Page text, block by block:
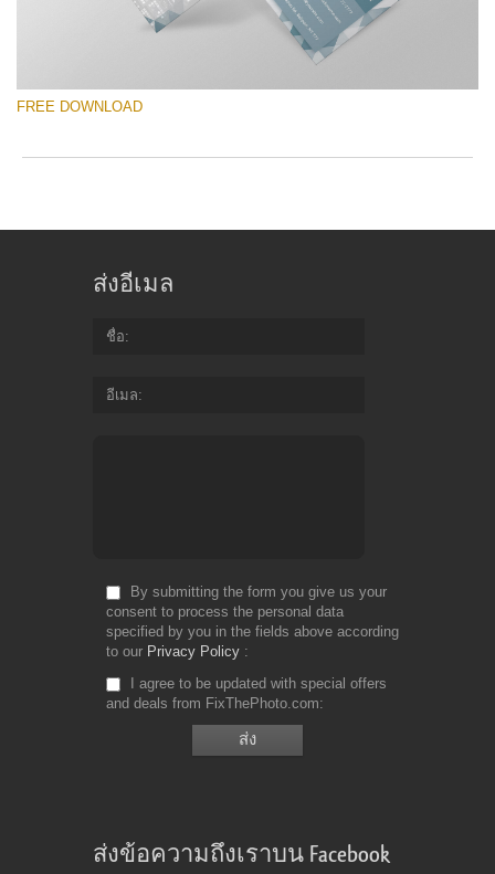
FREE DOWNLOAD
ส่งอีเมล
ชื่อ
อีเมล
By submitting the form you give us your
consent to process the personal data
specified by you in the fields above according
to our Privacy Policy
I agree to be updated with special offers
and deals from FixThePhoto.com
ส่งข้อความถึงเราบน Facebook